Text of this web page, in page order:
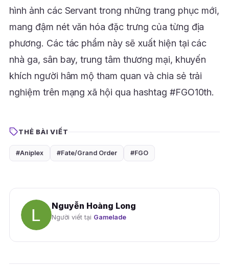
hình ảnh các Servant trong những trang phục mới,
mang đậm nét văn hóa đặc trưng của từng địa
phương. Các tác phẩm này sẽ xuất hiện tại các
nhà ga, sân bay, trung tâm thương mại, khuyến
khích người hâm mộ tham quan và chia sẻ trải
nghiệm trên mạng xã hội qua hashtag #FGO10th.
THẺ BÀI VIẾT
#Aniplex #Fate/Grand Order #FGO
Nguyễn Hoàng Long
Người viết tại Gamelade